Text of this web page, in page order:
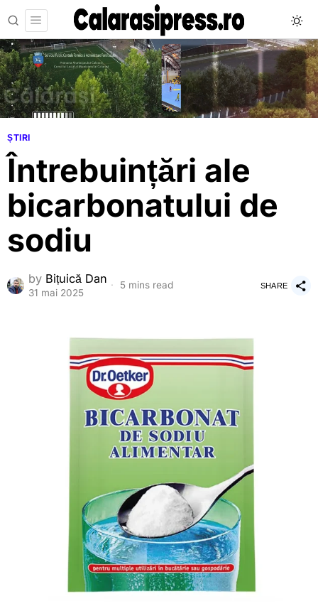
ȘTIRI
Întrebuințări ale
bicarbonatului de
sodiu
by Bițuică Dan
31 mai 2025
5 mins read SHARE